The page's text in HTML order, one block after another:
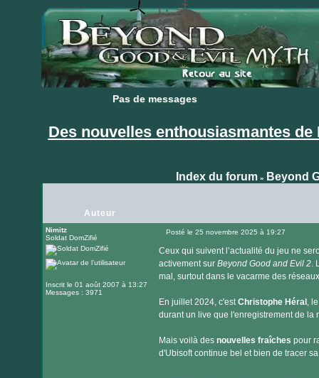
Pas de messages
Pas de messages
Des nouvelles enthousiasmantes
Index du forum» Beyond
Auteur
Nimitz
Soldat DomZifié
Inscrit le 01 août 2007 à 13:27
Messages : 3971
Posté le 25 novembre 2025 à 19:27
Ceux qui suivent l’actualité du jeu ne
activement sur Beyond Good and Evil 2.
mal, surtout dans le vacarme des
En juillet 2024, c'estChristophe Héral ,
durant un live que l'enregistrement de la
Mais voilà des nouvelles fraîches pour
d'Ubisoft continue bel et bien de tracer